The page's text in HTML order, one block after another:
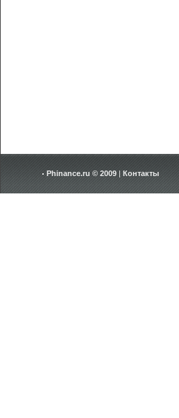
Phinance.ru © 2009 | Контакты